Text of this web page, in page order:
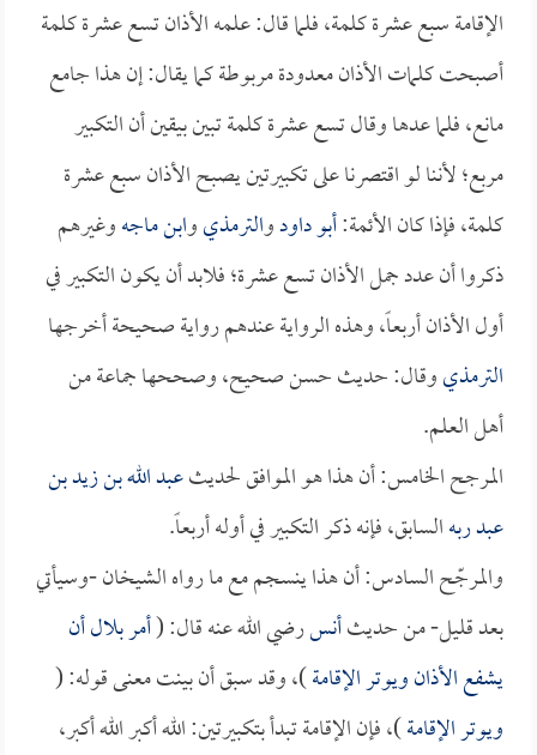
الإقامة سبع عشرة كلمة، فلما قال: علمه الأذان تسع عشرة كلمة
أصبحت كلمات الأذان معدودة مربوطة كما يقال: إن هذا جامع
مانع، فلما عدها وقال تسع عشرة كلمة تبين بيقين أن التكبير
مربع؛ لأننا لو اقتصرنا على تكبيرتين يصبح الأذان سبع عشرة
كلمة، فإذا كان الأئمة:أبو داودوالترمذيوابن ماجهوغيرهم
ذكروا أن عدد جمل الأذان تسع عشرة؛ فلابد أن يكون التكبير في
أول الأذان أربعاً، وهذه الرواية عندهم رواية صحيحة أخرجها
الترمذيوقال: حديث حسن صحيح، وصححها جماعة من
أهل العلم.
المرجح الخامس: أن هذا هو الموافق لحديثعبد الله بن زيد بن
عبد ربهالسابق، فإنه ذكر التكبير في أوله أربعاً.
والمرجّح السادس: أن هذا ينسجم مع ما رواه الشيخان -وسيأتي
بعد قليل- من حديثأنسرضي الله عنه قال: (أمربلالأن
يشفع الأذان ويوتر الإقامة)، وقد سبق أن بينت معنى قوله: (
ويوتر الإقامة)، فإن الإقامة تبدأ بتكبيرتين: الله أكبر الله أكبر،